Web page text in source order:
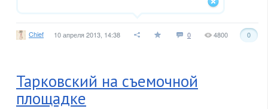
Chief 10 апреля 2013, 14:38 0 0
4800
Тарковский на съемочной
площадке